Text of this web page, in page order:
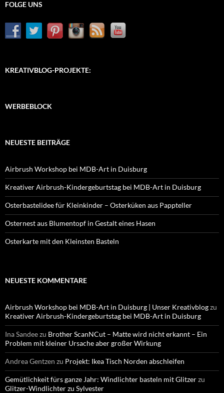
FOLGE UNS
KREATIVBLOG-PROJEKTE:
WERBEBLOCK
NEUESTE BEITRÄGE
Airbrush Workshop bei MDB-Art in Duisburg
Kreativer Airbrush-Kindergeburtstag bei MDB-Art in Duisburg
Osterbastelidee für Kleinkinder – Osterküken aus Pappteller
Osternest aus Blumentopf in Gestalt eines Hasen
Osterkarte mit den Kleinsten Basteln
NEUESTE KOMMENTARE
Airbrush Workshop bei MDB-Art in Duisburg | Unser Kreativblogzu
Kreativer Airbrush-Kindergeburtstag bei MDB-Art in Duisburg
Ina Sandeezu Brother ScanNCut – Matte wird nicht erkannt – Ein
Problem mit kleiner Ursache aber großer Wirkung
Andrea Gentzen zu Projekt: Ikea Tisch Norden abschleifen
Gemütlichkeit fürs ganze Jahr: Windlichter basteln mit Glitzerzu
Glitzer-Windlichter zu Sylvester